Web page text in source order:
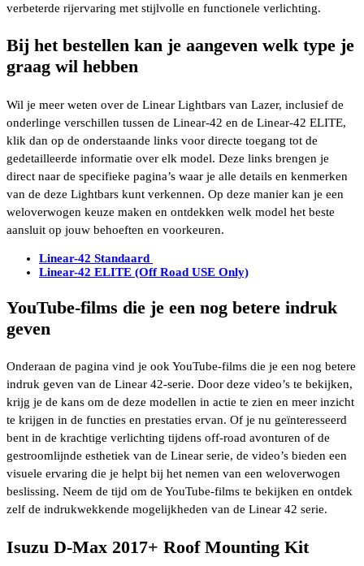
verbeterde rijervaring met stijlvolle en functionele verlichting.
Bij het bestellen kan je aangeven welk type je
graag wil hebben
Wil je meer weten over de Linear Lightbars van Lazer, inclusief de
onderlinge verschillen tussen de Linear-42 en de Linear-42 ELITE,
klik dan op de onderstaande links voor directe toegang tot de
gedetailleerde informatie over elk model. Deze links brengen je
direct naar de specifieke pagina’s waar je alle details en kenmerken
van de deze Lightbars kunt verkennen. Op deze manier kan je een
weloverwogen keuze maken en ontdekken welk model het beste
aansluit op jouw behoeften en voorkeuren.
Linear-42 Standaard
Linear-42 ELITE (Off Road USE Only)
YouTube-films die je een nog betere indruk
geven
Onderaan de pagina vind je ook YouTube-films die je een nog betere
indruk geven van de Linear 42-serie. Door deze video’s te bekijken,
krijg je de kans om de deze modellen in actie te zien en meer inzicht
te krijgen in de functies en prestaties ervan. Of je nu geïnteresseerd
bent in de krachtige verlichting tijdens off-road avonturen of de
gestroomlijnde esthetiek van de Linear serie, de video’s bieden een
visuele ervaring die je helpt bij het nemen van een weloverwogen
beslissing. Neem de tijd om de YouTube-films te bekijken en ontdek
zelf de indrukwekkende mogelijkheden van de Linear 42 serie.
Isuzu D-Max 2017+ Roof Mounting Kit